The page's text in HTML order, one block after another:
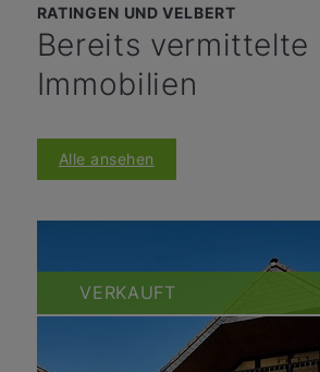
RATINGEN UND VELBERT
Bereits vermittelte
Immobilien
Alle ansehen
VERKAUFT